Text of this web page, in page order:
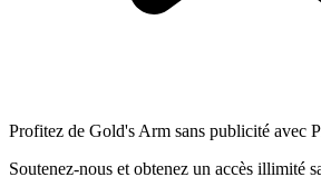
Profitez de Gold's Arm sans publicité avec
Soutenez-nous et obtenez un accès illimité